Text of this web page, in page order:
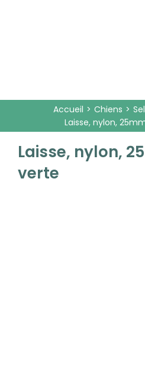
Accueil Chiens
Laisse, nylon,
Laisse, nylon,
verte